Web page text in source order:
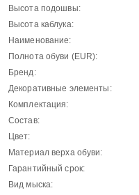
Высота подошвы:
Высота каблука:
Наименование:
Полнота обуви (EUR):
Бренд:
Декоративные элементы:
Комплектация:
Состав:
Цвет:
Материал верха обуви:
Гарантийный срок:
Вид мыска: